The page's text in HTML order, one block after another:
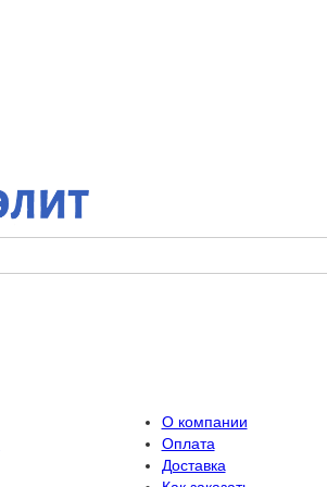
О компании
Оплата
Доставка